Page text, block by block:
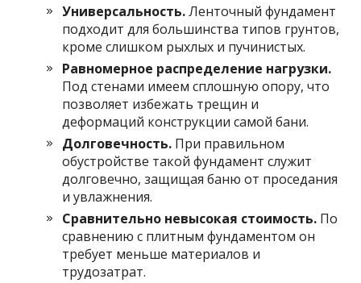
Универсальность.Ленточный фундамент
подходит для большинства типов грунтов,
кроме слишком рыхлых и пучинистых.
Равномерное распределение нагрузки.
Под стенами имеем сплошную опору, что
позволяет избежать трещин и
деформаций конструкции самой бани.
Долговечность. При правильном
обустройстве такой фундамент служит
долговечно, защищая баню от проседания
и увлажнения.
Сравнительно невысокая стоимость. По
сравнению с плитным фундаментом он
требует меньше материалов и
трудозатрат.